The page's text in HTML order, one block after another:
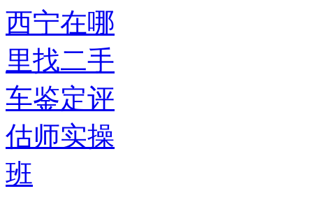
西宁在哪
里找二手
车鉴定评
估师实操
班